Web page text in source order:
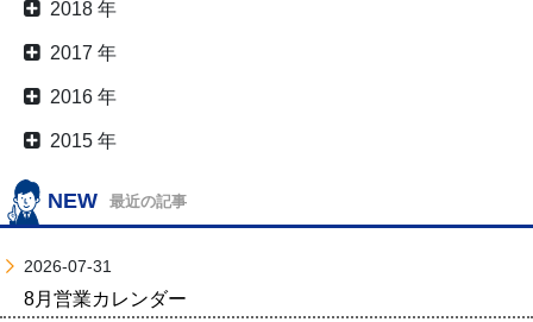
2018 年
2017 年
2016 年
2015 年
NEW 最近の記事
2026-07-31
8月営業カレンダー